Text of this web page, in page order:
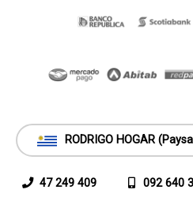
RODRIGO HOGAR
47 249 409 092 640